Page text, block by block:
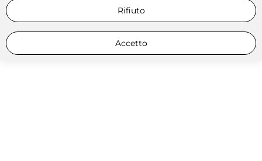
Rifiuto
Accetto